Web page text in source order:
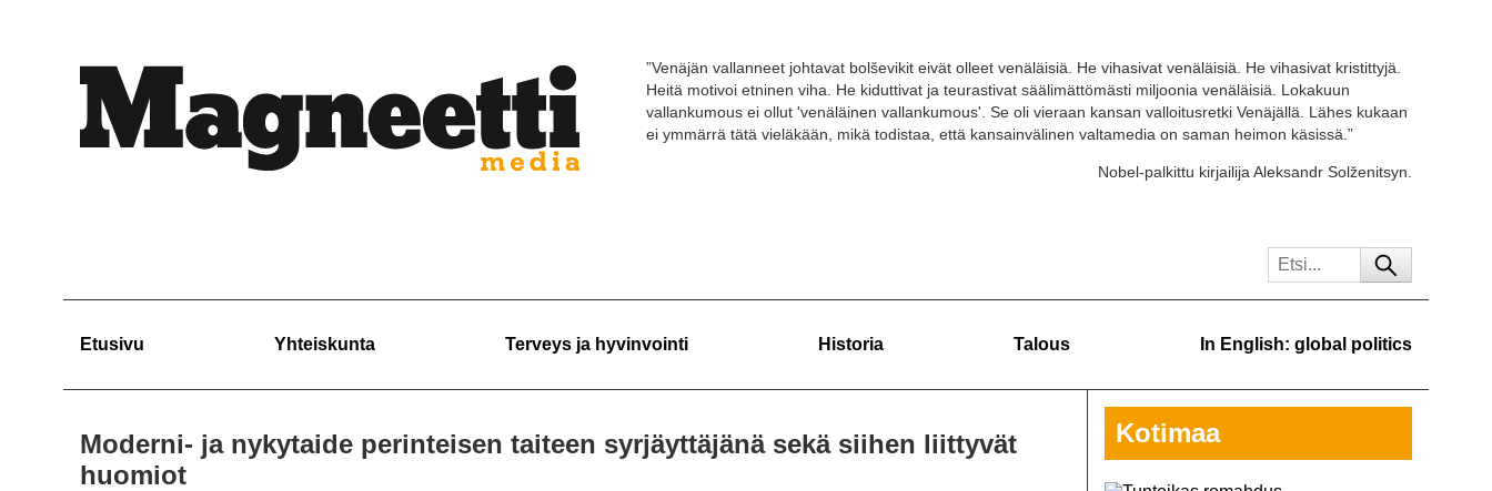
”Venäjän vallanneet johtavat bolševikit eivät olleet venäläisiä. He vihasivat venäläisiä. He vihasivat kristittyjä.
Heitä motivoi etninen viha. He kiduttivat ja teurastivat säälimättömästi miljoonia venäläisiä. Lokakuun
vallankumous ei ollut 'venäläinen vallankumous'. Se oli vieraan kansan valloitusretki Venäjällä. Lähes kukaan
ei ymmärrä tätä vieläkään, mikä todistaa, että kansainvälinen valtamedia on saman heimon käsissä.”
Nobel-palkittu kirjailija Aleksandr Solženitsyn.
Etusivu Yhteiskunta Terveys ja hyvinvointi Historia Talous In English: global politics
Moderni- ja nykytaide perinteisen taiteen syrjäyttäjänä sekä siihen liittyvät
huomiot
Kotimaa